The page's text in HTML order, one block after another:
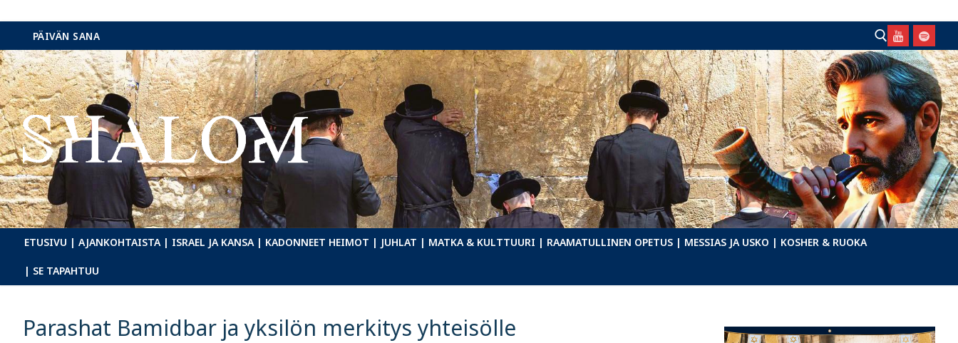
Hyppää
sisältöön
PÄIVÄN SANA
Hae:
ETUSIVU | AJANKOHTAISTA | ISRAEL JA KANSA | KADONNEET HEIMOT | JUHLAT | MATKA & KULTTUURI | RAAMATULLINEN OPETUS | MESSIAS JA USKO | KOSHER & RUOKA
| SE TAPAHTUU
Parashat Bamidbar ja yksilön merkitys yhteisölle